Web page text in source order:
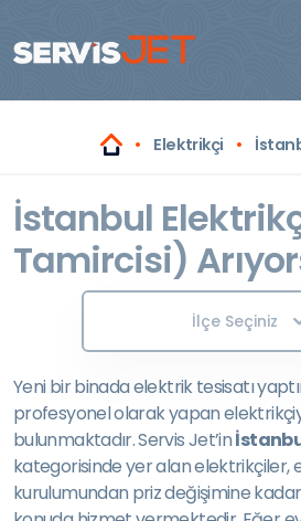
Elektrikçi
İstanbul
Tamircisi)
İlçe Seçiniz
Yeni bir binada elektrik tesisatı
profesyonel olarak yapan
bulunmaktadır. Servis Jet’in
kategorisinde yer alan elektrikçiler,
kurulumundan priz değişimine